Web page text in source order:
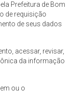
Prefeitura de Bom
de requisição
de seus dados
acessar, revisar,
da informação
ou o